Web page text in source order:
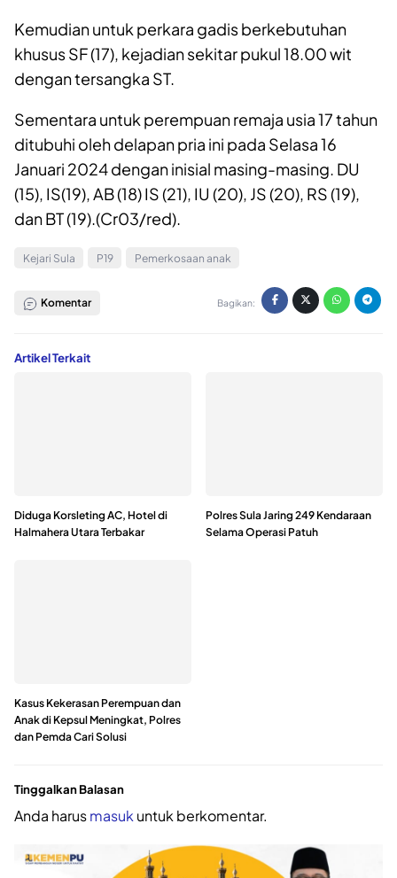
Kemudian untuk perkara gadis berkebutuhan
khusus SF (17), kejadian sekitar pukul 18.00 wit
dengan tersangka ST.
Sementara untuk perempuan remaja usia 17 tahun
ditubuhi oleh delapan pria ini pada Selasa 16
Januari 2024 dengan inisial masing-masing. DU
(15), IS(19), AB (18) IS (21), IU (20), JS (20), RS (19),
dan BT (19).(Cr03/red).
Kejari Sula P19 Pemerkosaan anak
Komentar Bagikan:
Artikel Terkait
Diduga Korsleting AC, Hotel di
Halmahera Utara Terbakar
Polres Sula Jaring 249 Kendaraan
Selama Operasi Patuh
Kasus Kekerasan Perempuan dan
Anak di Kepsul Meningkat, Polres
dan Pemda Cari Solusi
Tinggalkan Balasan
Anda harusmasuk untuk berkomentar.